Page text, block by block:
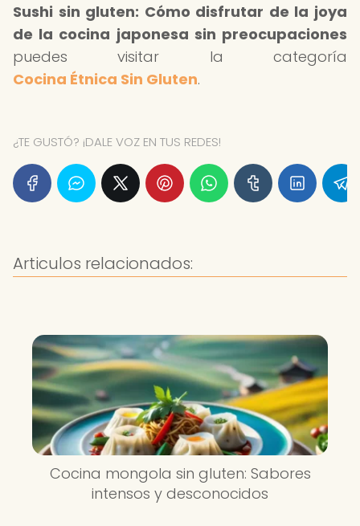
Sushi sin gluten: Cómo disfrutar de la joya
de la cocina japonesa sin preocupaciones
puedes visitar la categoría
Cocina Étnica Sin Gluten.
¿TE GUSTÓ? ¡DALE VOZ EN TUS REDES!
Articulos relacionados:
Cocina mongola sin gluten: Sabores
intensos y desconocidos